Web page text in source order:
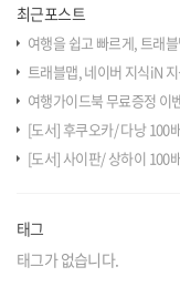
최근포스트
여행을 쉽고 빠르게, 트래
트래블맵, 네이버 지식iN
여행가이드북 무료증정 이
[도서] 후쿠오카/ 다낭 100
[도서] 사이판/ 상하이 100
태그
태그가 없습니다.